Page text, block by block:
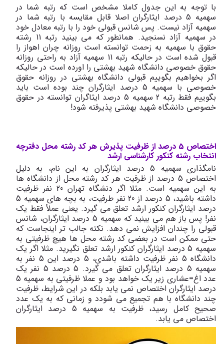
با توجه به این جدول کاملا مشخص است که رتبه شما در
سهمیه 5 درصد ایثارگران اصلا قابل مقایسه با رتبه شما در
سهمیه آزاد نیست. پس شانس قبولی خود را با رتبه معادل خود
در سهمیه آزاد نسنجید. همانطور که می بینید رتبه 11 رشته
حقوق با سهمیه به زحمت توانسته است روزانه چران اهواز را
قبول شده است در حالیکه رتبه 11 سهمیه آزاد به راحتی روزانه
حقوق خصوصی دانشگاه شهید بهشتی را اورده است در حالیکه
اگر بخواهیم بگوییم قبولی دانشگاه بهشتی در روزانه حقوق
خصوصی با سهمیه 5 درصد ایثارگران چند بوده است باید
بگوییم فقط رتبه 2 سهمیه 5 درصد ایثاگران توانسته در حقوق
خصوصی دانشگاه شهید بهشتی پذیرفته شود!
اختصاص 5 درصد از ظرفیت پذیرش هر کد رشته محل دفترچه
انتخاب رشته کنکور کارشناسی ارشد
نامگذاری سهمیه 5 درصد ایثارگران به این نام، به دلیل
اختصاص 5 درصد از ظرفیت هر کد رشته محل از دانشگاه ها
به این سهمیه است. مثلا اگر دنشگاه تهران 20 نفر ظرفیت
داشته باشید، 5 درصد از 20 نفر طرفیت، به بچه های سهمیه 5
درصد ایثارگران کنکور ارشد تعلق می گیرد. یعنی عملاً فقط یک
نفر! پس باز هم می بینید که سهمیه 5 درصد ایثارگران، شانس
قبولی را چندان افزایش نمی دهد. نکته جالب تر اینجاست که
حتی ممکن است در بعضی کد رشته محل ها هیچ ظرفیتی به
سهمیه 5 درصد ایثارگران کنکور ارشد تعلق نگیرید. مثلا اگر یک
دانشگاه 5 نفر ظرفیت داشته باشدی، 5 درصد این 5 نفر به
سهمیه 5 درصد ایثارگران تعلق می گیرد. 5 درصد 5 نفر یک
عدد اغ=عشاری زیر یک خواهد بود و عملا ظرفیتی به سهمیه 5
درصد ایثارگران اختصاص نمی یابد بلکه در این شرایط، ظرفیت
چند دانشگاه با هم تجمیع می شودد و زمانی که به یک عدد
صحیح کامل رسید، ظرفیت به سهمیه 5 درصد ایثارگران
اختصاص می یابد.